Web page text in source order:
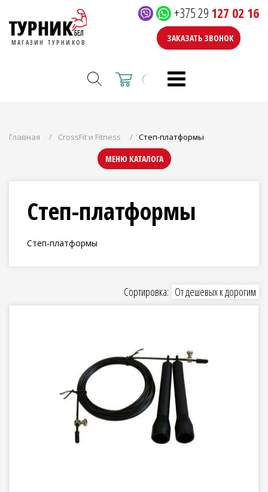
МАГАЗИН ТУРНИКОВ
+375 29 127 02 16
ЗАКАЗАТЬ ЗВОНОК
Главная CrossFit и Fitness Степ-платформы
МЕНЮ КАТАЛОГА
Степ-платформы
Степ-платформы
Сортировка: От дешевых к дорогим